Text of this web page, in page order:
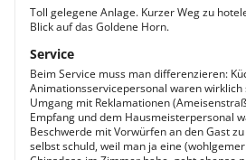
Toll gelegene Anlage. Kurzer Weg zu
Blick auf das Goldene Horn.
Service
Beim Service muss man differenzieren:
Animationsservicepersonal waren wirklich
Umgang mit Reklamationen
Empfang und dem Hausmeisterpersonal
Beschwerde mit Vorwürfen an den Gast
selbst schuld, weil man ja eine